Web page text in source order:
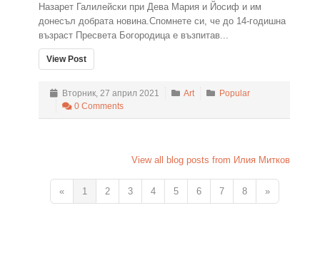
Назарет Галилейски при Дева Мария и Йосиф и им
донесъл добрата новина.Спомнете си, че до 14-годишна
възраст Пресвета Богородица е възпитав...
View Post
Вторник, 27 април 2021 Art
Popular
0 Comments
View all blog posts from Илия Митков
« 1 2 3 4 5 6 7 8 »